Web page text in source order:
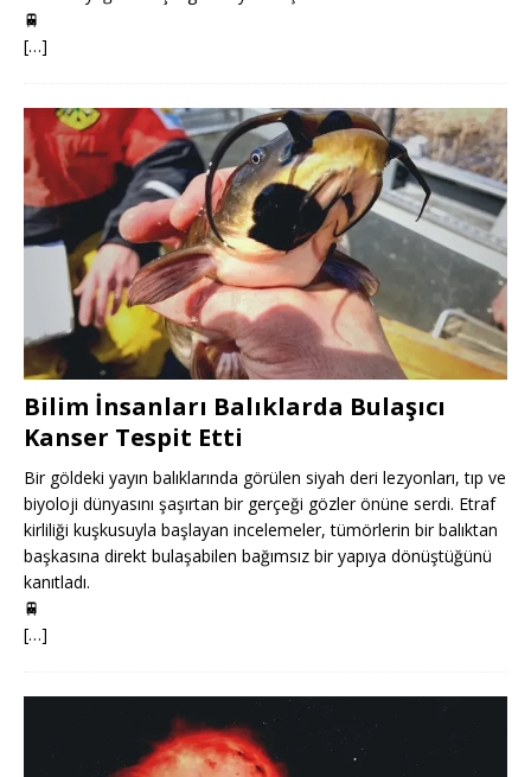
🚆
[…]
Bilim İnsanları Balıklarda Bulaşıcı
Kanser Tespit Etti
Bir göldeki yayın balıklarında görülen siyah deri lezyonları, tıp ve
biyoloji dünyasını şaşırtan bir gerçeği gözler önüne serdi. Etraf
kirliliği kuşkusuyla başlayan incelemeler, tümörlerin bir balıktan
başkasına direkt bulaşabilen bağımsız bir yapıya dönüştüğünü
kanıtladı.
🚆
[…]